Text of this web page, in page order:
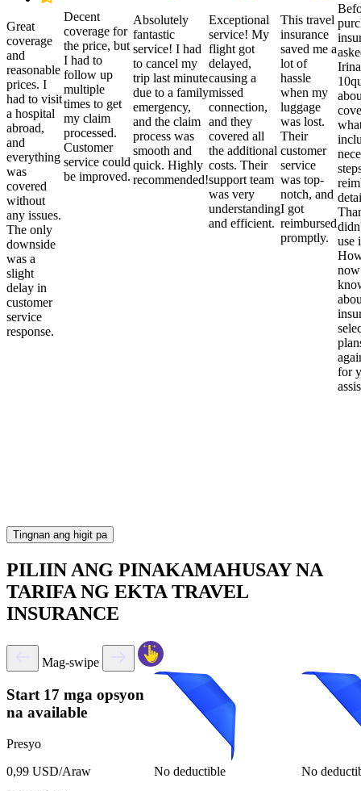
Great
coverage
and
reasonable
prices. I
had to visit
a hospital
abroad,
and
everything
was
covered
without
any issues.
The only
downside
was a
slight
delay in
customer
service
response.
Decent
coverage for
the price, but
I had to
follow up
multiple
times to get
my claim
processed.
Customer
service could
be improved.
Absolutely
fantastic
service! I had
to cancel my
trip last minute
due to a family
emergency,
and the claim
process was
smooth and
quick. Highly
recommended!
Exceptional
service! My
flight got
delayed,
causing a
missed
connection,
and they
covered all
the additional
costs. Their
support team
was very
understanding
and efficient.
This travel
insurance
saved me a
lot of
hassle
when my
luggage
was lost.
Their
customer
service
was top-
notch, and
I got
reimbursed
promptly.
use
for
Tingnan ang higit pa
PILIIN ANG PINAKAMAHUSAY NA
TARIFA NG EKTA TRAVEL
INSURANCE
Mag-swipe
Start 17 mga opsyon
na available
Presyo
0,99 USD/Araw
No deductible No